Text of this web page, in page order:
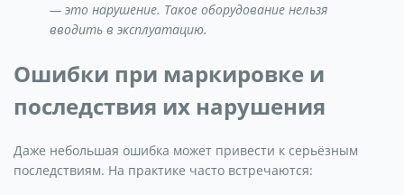
— это нарушение. Такое оборудование нельзя
вводить в эксплуатацию.
Ошибки при маркировке и
последствия их нарушения
Даже небольшая ошибка может привести к серьёзным
последствиям. На практике часто встречаются: